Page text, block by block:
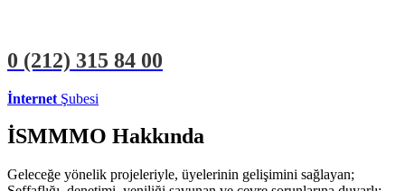
0 (212) 315 84 00
İnternet Şubesi
İSMMMO Hakkında
Geleceğe yönelik projeleriyle, üyelerinin gelişimini sağlayan;